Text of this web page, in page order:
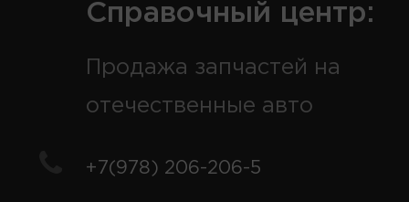
Справочный центр:
Продажа запчастей на
отечественные авто
+7(978) 206-206-5